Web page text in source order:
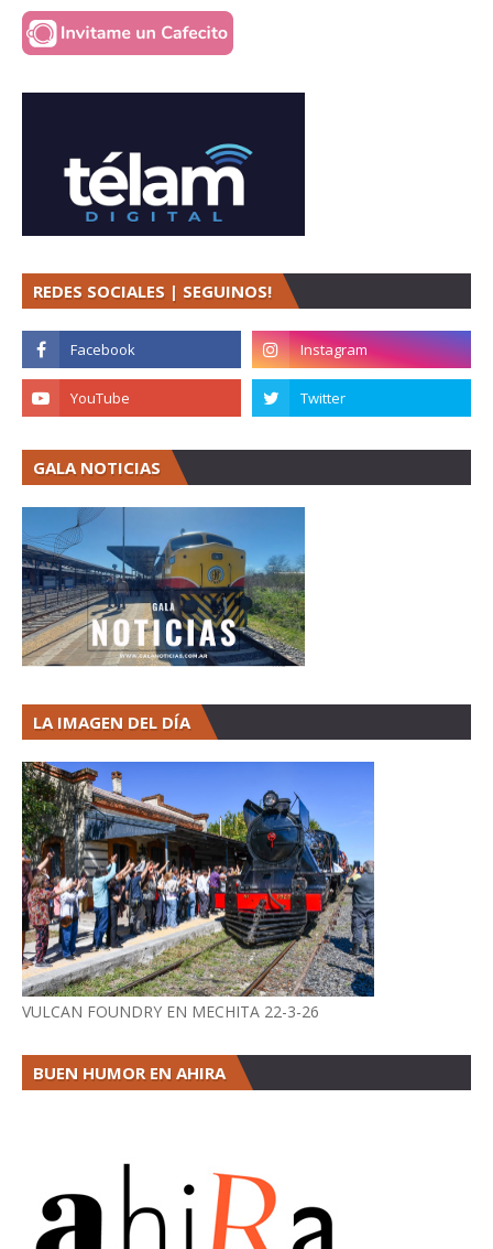
REDES SOCIALES | SEGUINOS!
GALA NOTICIAS
LA IMAGEN DEL DÍA
VULCAN FOUNDRY EN MECHITA 22-3-26
BUEN HUMOR EN AHIRA